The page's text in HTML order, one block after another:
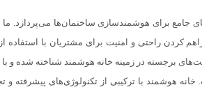
جامع برای هوشمندسازی ساختمان‌ها می‌پردازد. ما
کردن راحتی و امنیت برای مشتریان با
برجسته در زمینه خانه هوشمند شناخته شده
هوشمند با ترکیبی از تکنولوژی‌های پیشرفته و